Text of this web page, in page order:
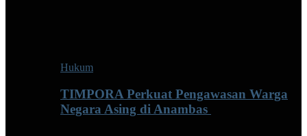
Hukum
TIMPORA Perkuat Pengawasan Warga
Negara Asing di Anambas ‎